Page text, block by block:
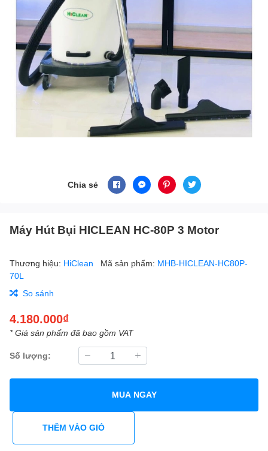
Chia sẻ
Máy Hút Bụi HICLEAN HC-80P 3 Motor
Thương hiệu: HiClean Mã sản phẩm: MHB-HICLEAN-HC80P-
70L
So sánh
4.180.000₫
* Giá sản phẩm đã bao gồm VAT
Số lượng:
MUA NGAY
THÊM VÀO GIỎ